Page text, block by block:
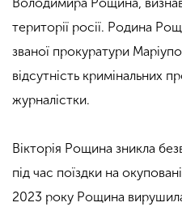
території росії. Родина
званої прокуратури
відсутність кримінальних
журналістки.
Вікторія Рощина зникла
під час поїздки на
2023 року Рощина